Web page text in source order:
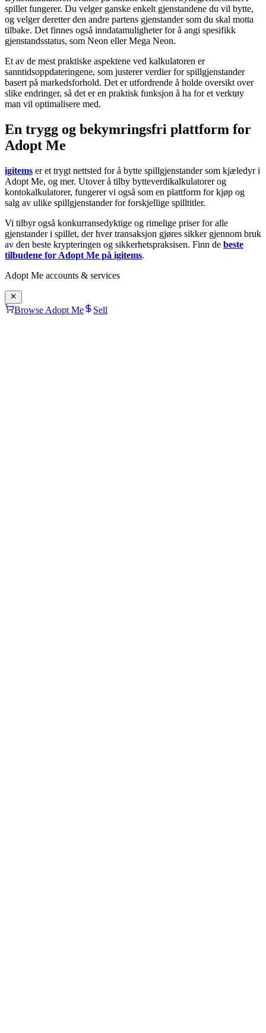
spillet fungerer. Du velger ganske enkelt gjenstandene du vil bytte,
og velger deretter den andre partens gjenstander som du skal motta
tilbake. Det finnes også inndatamuligheter for å angi spesifikk
gjenstandsstatus, som Neon eller Mega Neon.
Et av de mest praktiske aspektene ved kalkulatoren er
sanntidsoppdateringene, som justerer verdier for spillgjenstander
basert på markedsforhold. Det er utfordrende å holde oversikt over
slike endringer, så det er en praktisk funksjon å ha for et verktøy
man vil optimalisere med.
En trygg og bekymringsfri plattform for
Adopt Me
igitems er et trygt nettsted for å bytte spillgjenstander som kjæledyr i
Adopt Me, og mer. Utover å tilby bytteverdikalkulatorer og
kontokalkulatorer, fungerer vi også som en plattform for kjøp og
salg av ulike spillgjenstander for forskjellige spilltitler.
Vi tilbyr også konkurransedyktige og rimelige priser for alle
gjenstander i spillet, der hver transaksjon gjøres sikker gjennom bruk
av den beste krypteringen og sikkerhetspraksisen. Finn de beste
tilbudene for Adopt Me på igitems.
Adopt Me accounts & services
Browse Adopt Me Sell